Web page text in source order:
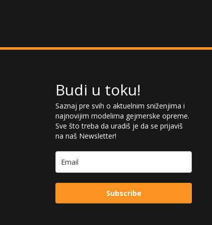
Budi u toku!
Saznaj pre svih o aktuelnim sniženjima i
najnovijim modelima gejmerske opreme.
Sve što treba da uradiš je da se prijaviš
na naš Newsletter!
Subscribe